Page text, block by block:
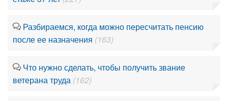
Разбираемся, когда можно пересчитать пенсию
после ее назначения (163)
Что нужно сделать, чтобы получить звание
ветерана труда (162)